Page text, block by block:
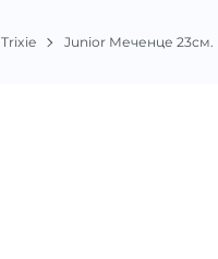
Trixie Junior Меченце 23см.